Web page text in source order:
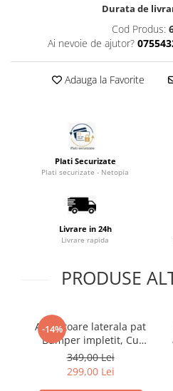
Saltele masa de infasat
Perne pentru bebe
Saltele patut
Protectie saltea patut
Saltele 127x 63 cm
Saltele 140x70 cm
Saltele 160x80 cm
Saltele120x60 cm
Tablite magetice si accesorii
Durata de
Cod Produs:
Ai nevoie de ajutor?
Adauga la Favorite
Plati Securizate
Plati securizate - Netopia
Livrare in 24h
Livrare rapida
PRODUSE
-14%
Aparatoare laterala pat
Bumper impletit, Cu
inchidere velcro, Bumbac
Alb - Gri - Roz, 340X21 cm
349,00 Lei
299,00 Lei